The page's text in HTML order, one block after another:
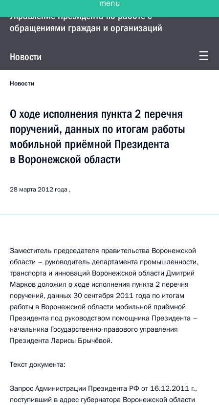
Управление Президента по работе с
обращениями граждан и организаций
Новости
Новости
О ходе исполнения пункта 2 перечня
поручений, данных по итогам работы
мобильной приёмной Президента
в Воронежской области
28 марта 2012 года
Заместитель председателя правительства Воронежской
области – руководитель департамента промышленности,
транспорта и инноваций Воронежской области Дмитрий
Марков доложил о ходе исполнения пункта 2 перечня
поручений, данных 30 сентября 2011 года по итогам
работы в Воронежской области мобильной приёмной
Президента под руководством помощника Президента –
начальника Государственно-правового управления
Президента Ларисы Брычёвой.
Текст документа:
Запрос Администрации Президента РФ от 16.12.2011 г.,
поступивший в адрес губернатора Воронежской области